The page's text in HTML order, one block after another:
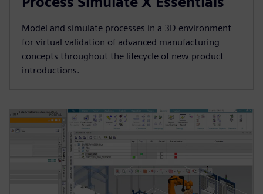
Model and simulate processes in a 3D environment
for virtual validation of advanced manufacturing
concepts throughout the lifecycle of new product
introductions.